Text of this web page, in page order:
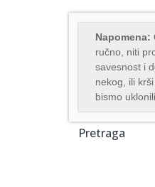
Napomena:
ručno, niti
savesnost i
nekog, ili
bismo
Pretraga